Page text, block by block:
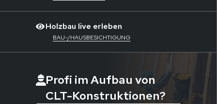
Holzbau live erleben
BAU-/HAUSBESICHTIGUNG
Profi im Aufbau von
CLT-Konstruktionen?